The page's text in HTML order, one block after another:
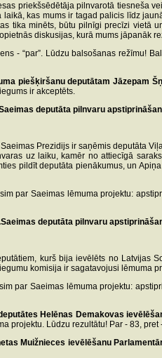
priekšsēdētāja pilnvarotā tiesneša
kas mums ir tagad palicis līdz
tika minēts, būtu pilnīgi precīzi
diskusijas, kurā mums jāpanāk
- “par”. Lūdzu balsošanas režīmu!
piešķiršanu deputātam Jāzepam
ir akceptēts.
deputāta pilnvaru
Prezidijs ir saņēmis deputāta
uz laiku, kamēr no attiecīgā
pildīt deputāta pienākumus, un
par Saeimas lēmuma projektu:
deputāta pilnvaru
kurš bija ievēlēts no Latvijas
komisija ir sagatavojusi lēmuma
par Saeimas lēmuma projektu:
Helēnas Demakovas
projektu. Lūdzu rezultātu! Par - 83, pret
Muižnieces ievēlēšanu